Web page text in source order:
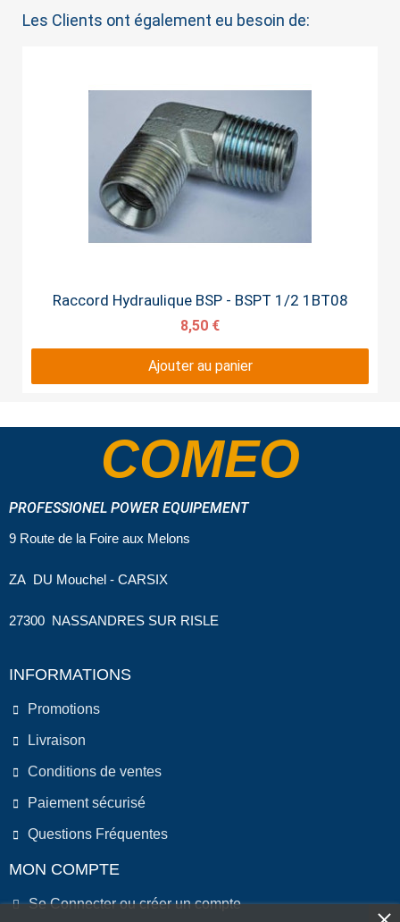
Les Clients ont également eu besoin de:
Aperçu rapide
Raccord Hydraulique BSP - BSPT 1/2 1BT08
8,50 €
Ajouter au panier
COMEO
PROFESSIONEL POWER EQUIPEMENT
9 Route de la Foire aux Melons
ZA DU Mouchel - CARSIX
27300 NASSANDRES SUR RISLE
INFORMATIONS
Promotions
Livraison
Conditions de ventes
Paiement sécurisé
Questions Fréquentes
MON COMPTE
Se Connecter ou créer un compte